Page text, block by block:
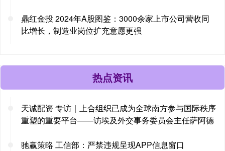
鼎红金投 2024年A股图鉴：3000余家上市公司营收同
比增长，制造业岗位扩充意愿更强
热点资讯
天诚配资 专访｜上合组织已成为全球南方参与国际秩序
重塑的重要平台——访埃及外交事务委员会主任萨阿德
驰赢策略 工信部：严禁违规呈现APP信息窗口